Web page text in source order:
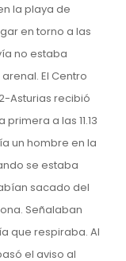
la playa de
en torno a las
no estaba
El Centro
Asturias recibió
a las 11.13
un hombre en la
se estaba
sacado del
Señalaban
que respiraba. Al
el aviso al